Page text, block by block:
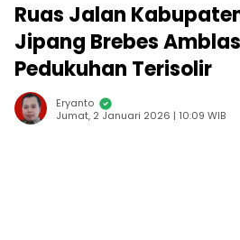
Ruas Jalan
Jipang Brebes
Pedukuhan Terisolir
Eryanto
Jumat, 2 Januari 2026 | 10:09 WIB